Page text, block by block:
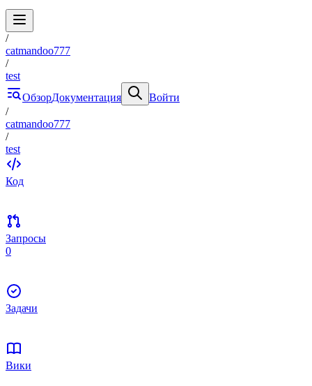
/
catmandoo777
/
test
ОбзорДокументация
Войти
/
catmandoo777
/
test
Код
Запросы
0
Задачи
Вики